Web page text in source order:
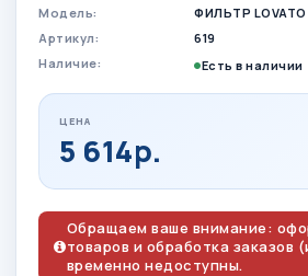
Модель:
ФИЛЬТР LOVATO
Артикул:
619
Наличие:
Есть в наличии
ЦЕНА
5 614р.
Обращаем ваше внимание:
товаров и обработка заказов
временно недоступны.